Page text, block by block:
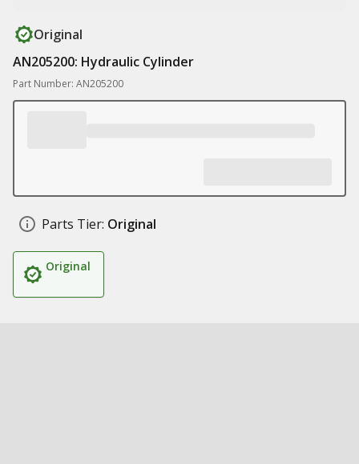
Original
AN205200: Hydraulic Cylinder
Part Number: AN205200
Parts Tier: Original
Original